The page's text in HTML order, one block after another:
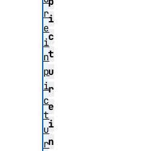
i
c
t
u
r
e
i
n
r
e
i
n
p
i
c
t
u
r